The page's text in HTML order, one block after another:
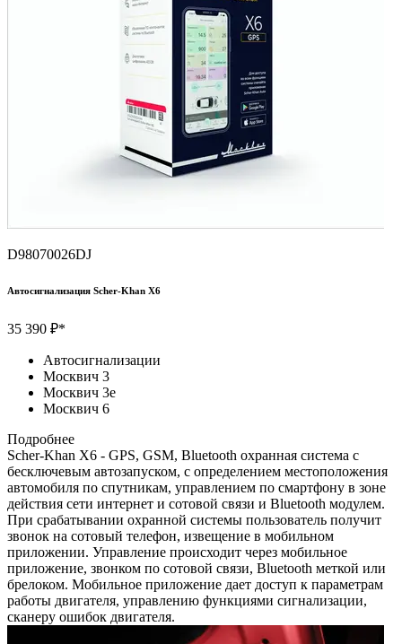
D98070026DJ
Автосигнализация Scher-Khan Х6
35 390 ₽*
Автосигнализации
Москвич 3
Москвич 3e
Москвич 6
Подробнее
Scher-Khan X6 - GPS, GSM, Bluetooth охранная система с
бесключевым автозапуском, c определением местоположения
автомобиля по спутникам, управлением по смартфону в зоне
действия сети интернет и сотовой связи и Bluetooth модулем.
При срабатывании охранной системы пользователь получит
звонок на сотовый телефон, извещение в мобильном
приложении. Управление происходит через мобильное
приложение, звонком по сотовой связи, Bluetooth меткой или
брелоком. Мобильное приложение дает доступ к параметрам
работы двигателя, управлению функциями сигнализации,
сканеру ошибок двигателя.